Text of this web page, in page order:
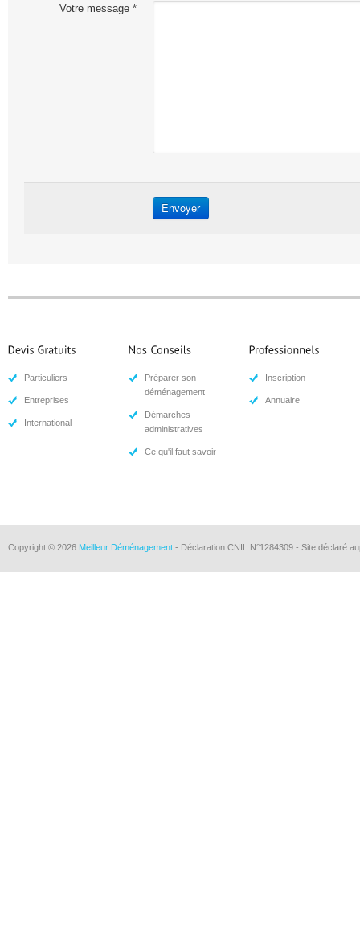
Votre message *
Envoyer
Particuliers
Entreprises
International
Préparer son
déménagement
Démarches
administratives
Ce qu'il faut savoir
Inscription
Annuaire
Copyright © 2026 Meilleur Déménagement - Déclaration CNIL N°1284309 - Site déclaré